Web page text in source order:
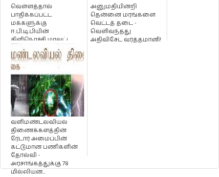
வெள்ளத்தால்
பாதிக்கப்பட்ட
மக்களுக்கு
ஈ.பி.டி.பியின்
கிளிநொச்சி மாவட்ட
நிர்வாக செயலாளர்
தவநாதனின் முய...
அனுமதியின்றி
தென்னை மரங்களை
வெட்டத் தடை -
வெளிவந்தது
அதிவிசேட வர்த்தமானி!
வளிமண்டலவியல்
திணைக்களத்தின்
ரேடார் அமைப்பின்
கட்டுமான பணிகளின்
தோல்வி -
அரசாங்கத்துக்கு 78
மில்லியன...